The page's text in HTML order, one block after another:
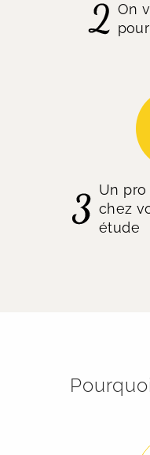
On
Un
chez
étude